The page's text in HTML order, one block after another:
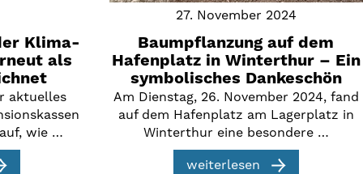
Klima-
als
aktuelles
wie …
27. November 2024
Baumpflanzung auf dem
Hafenplatz in Winterthur – Ein
symbolisches Dankeschön
Am Dienstag, 26. November 2024, fand
auf dem Hafenplatz am Lagerplatz in
Winterthur eine besondere …
weiterlesen